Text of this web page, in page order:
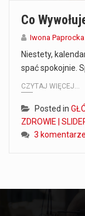
Co
Iwona Paprocka
Niestety,
spać spokojnie.
CZYTAJ WIĘCEJ...
Posted in
ZDROWIE |
3 komentarze